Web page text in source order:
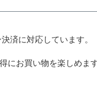
済に対応しています。
お買い物を楽しめます